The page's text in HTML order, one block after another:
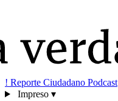
! Reporte Ciudadano Podcast
Impreso ▾